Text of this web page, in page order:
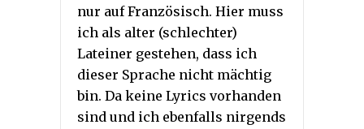
nur auf Französisch. Hier muss
ich als alter (schlechter)
Lateiner gestehen, dass ich
dieser Sprache nicht mächtig
bin. Da keine Lyrics vorhanden
sind und ich ebenfalls nirgends